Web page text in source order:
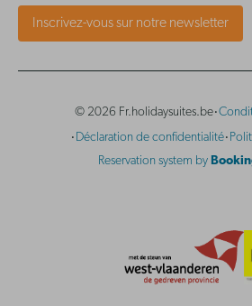
Inscrivez-vous sur notre newsletter
© 2026 Fr.holidaysuites.be·
· Déclaration de confidentialité·
Reservation system by